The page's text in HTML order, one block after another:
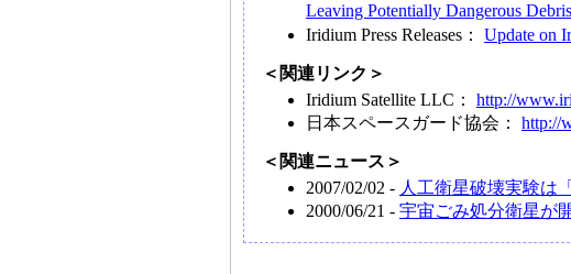
Leaving Potentially Dangerous
Iridium Press Releases： Update on
＜関連リンク＞
Iridium Satellite LLC： http://
日本スペースガード協会： http://
＜関連ニュース＞
2007/02/02 - 人工衛星破壊実験は
2000/06/21 - 宇宙ごみ処分衛星が